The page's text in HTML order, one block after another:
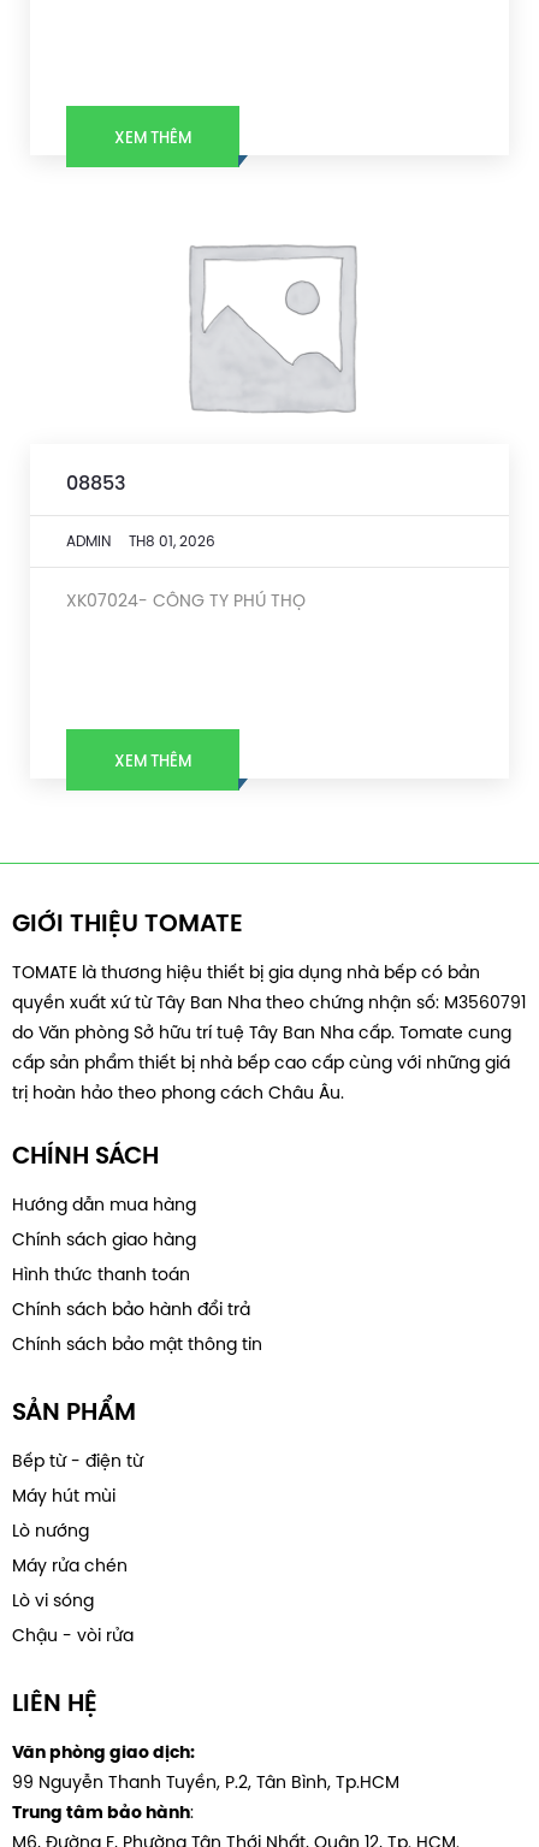
XEM THÊM
08853
ADMIN TH8 01, 2026
XK07024- CÔNG TY PHÚ THỌ
XEM THÊM
GIỚI THIỆU TOMATE
TOMATE là thương hiệu thiết bị gia dụng nhà bếp có bản
quyền xuất xứ từ Tây Ban Nha theo chứng nhận số: M3560791
do Văn phòng Sở hữu trí tuệ Tây Ban Nha cấp. Tomate cung
cấp sản phẩm thiết bị nhà bếp cao cấp cùng với những giá
trị hoàn hảo theo phong cách Châu Âu.
CHÍNH SÁCH
Hướng dẫn mua hàng
Chính sách giao hàng
Hình thức thanh toán
Chính sách bảo hành đổi trả
Chính sách bảo mật thông tin
SẢN PHẨM
Bếp từ - điện từ
Máy hút mùi
Lò nướng
Máy rửa chén
Lò vi sóng
Chậu - vòi rửa
LIÊN HỆ
Văn phòng giao dịch:
99 Nguyễn Thanh Tuyền, P.2, Tân Bình, Tp.HCM
Trung tâm bảo hành:
M6, Đường F, Phường Tân Thới Nhất, Quân 12, Tp. HCM.